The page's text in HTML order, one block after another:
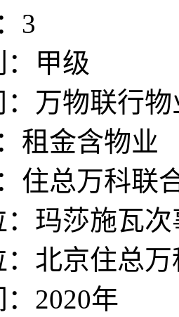
3
甲级
万物联行
租金含物业
住总万科联
玛莎施瓦
北京住总
2020年